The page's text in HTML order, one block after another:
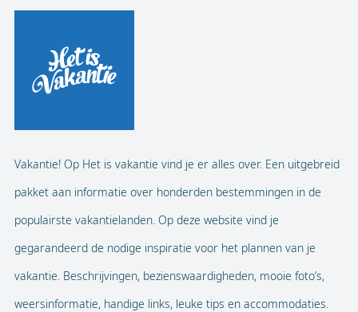
Vakantie! Op Het is vakantie vind je er alles over. Een uitgebreid
pakket aan informatie over honderden bestemmingen in de
populairste vakantielanden. Op deze website vind je
gegarandeerd de nodige inspiratie voor het plannen van je
vakantie. Beschrijvingen, bezienswaardigheden, mooie foto’s,
weersinformatie, handige links, leuke tips en accommodaties.